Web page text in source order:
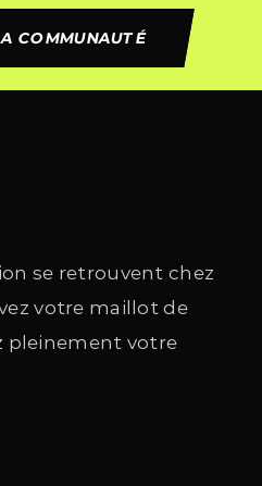
COMMUNAUTÉ
se retrouvent chez
votre maillot de
pleinement votre